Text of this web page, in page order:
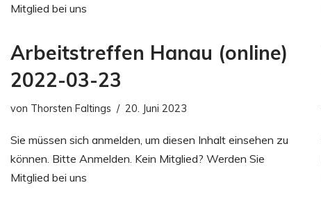
Mitglied bei uns
Arbeitstreffen Hanau (online)
2022-03-23
von Thorsten Faltings 20. Juni 2023
Sie müssen sich anmelden, um diesen Inhalt einsehen zu
können. Bitte Anmelden. Kein Mitglied? Werden Sie
Mitglied bei uns